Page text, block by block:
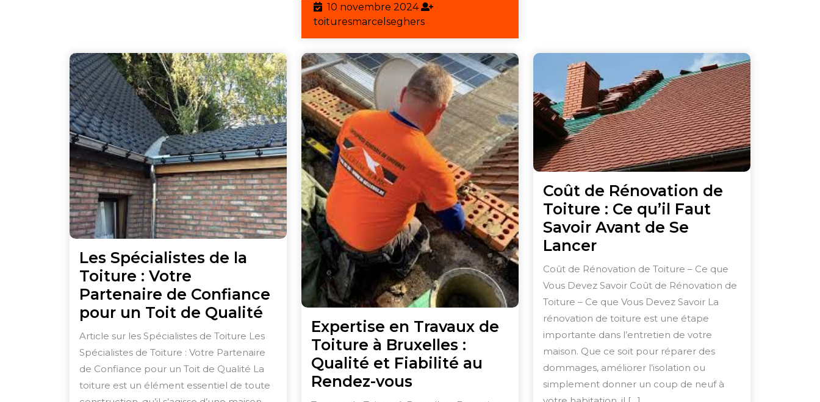
10 novembre 202410
novembre
2024
toituresmarcelsegherstoituresmarcelseghers
Les Spécialistes de la
Toiture : Votre
Partenaire de Confiance
pour un Toit de Qualité
Spécialistes
de
la
Toiture
Article sur les Spécialistes de Toiture Les
Spécialistes de Toiture : Votre Partenaire
de Confiance pour un Toit de Qualité La
toiture est un élément essentiel de toute
Expertise en Travaux de
Toiture à Bruxelles :
Qualité et Fiabilité au
Rendez-vousExpertise
Coût de Rénovation de
Toiture : Ce qu’il Faut
Savoir Avant de Se
LancerCoût
de
Rénovation
de
Toiture
:
Ce
qu’il
Faut
Coût de Rénovation de Toiture – Ce que
Vous Devez Savoir Coût de Rénovation de
Toiture – Ce que Vous Devez Savoir La
rénovation de toiture est une étape
importante dans l’entretien de votre
maison. Que ce soit pour réparer des
dommages, améliorer l’isolation ou
simplement donner un coup de neuf à